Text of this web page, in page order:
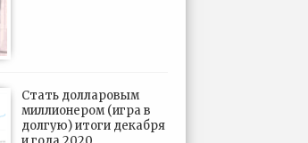
Стать долларовым
миллионером (игра в
долгую) итоги декабря